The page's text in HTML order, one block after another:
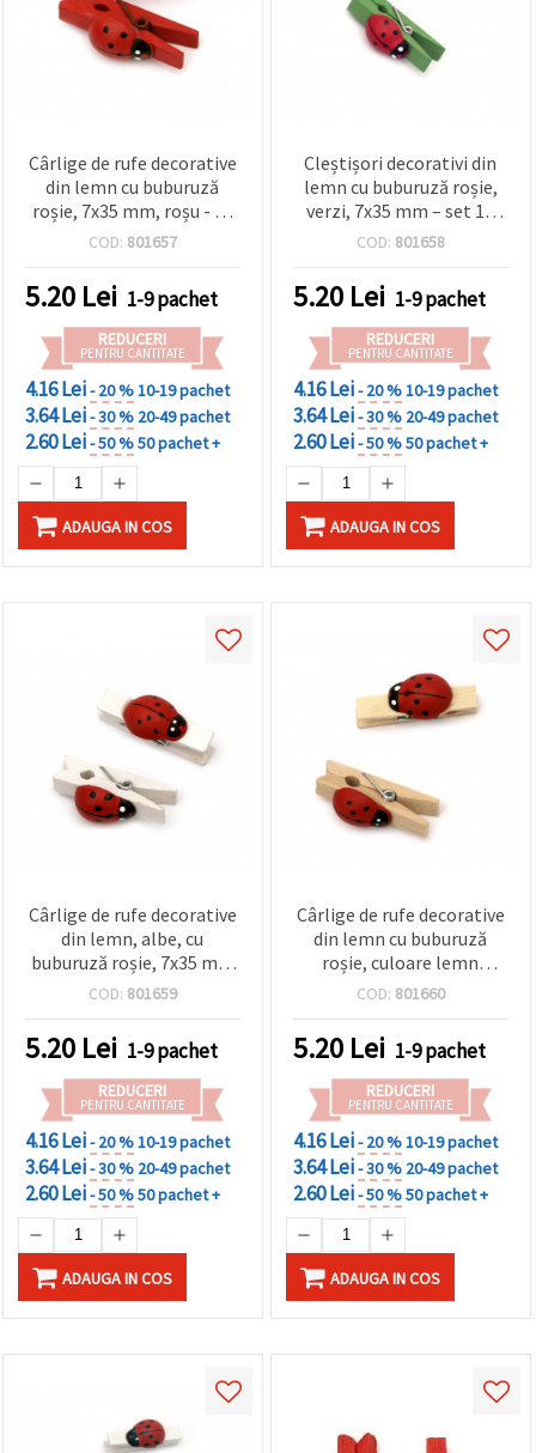
Cârlige de rufe decorative
din lemn cu buburuză
roșie, 7x35 mm, roșu - 10
buc.
COD: 801657
5.20 Lei 1-9 pachet
REDUCERI
PENTRU CANTITATE
4.16 Lei- 20 %10-19 pachet
3.64 Lei- 30 % 20-49 pachet
2.60 Lei- 50 %50 pachet +
ADAUGA IN COS
Cleștișori decorativi din
lemn cu buburuză roșie,
verzi, 7x35 mm – set 10
bucăți
COD: 801658
5.20 Lei 1-9 pachet
REDUCERI
PENTRU CANTITATE
4.16 Lei- 20 %10-19 pachet
3.64 Lei- 30 % 20-49 pachet
2.60 Lei- 50 %50 pachet +
ADAUGA IN COS
Cârlige de rufe decorative
din lemn, albe, cu
buburuză roșie, 7x35 mm
– 10 bucăți
COD: 801659
5.20 Lei 1-9 pachet
REDUCERI
PENTRU CANTITATE
4.16 Lei- 20 %10-19 pachet
3.64 Lei- 30 % 20-49 pachet
2.60 Lei- 50 %50 pachet +
ADAUGA IN COS
Cârlige de rufe decorative
din lemn cu buburuză
roșie, culoare lemn
natural, 7x35 mm – set 10
COD: 801660
5.20 Lei 1-9 pachet
REDUCERI
PENTRU CANTITATE
4.16 Lei- 20 %10-19 pachet
3.64 Lei- 30 % 20-49 pachet
2.60 Lei- 50 %50 pachet +
ADAUGA IN COS